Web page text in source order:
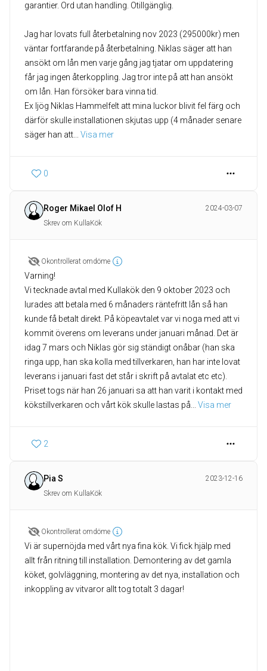
garantier. Ord utan handling. Otillgänglig.
Jag har lovats full återbetalning nov 2023 (295000kr) men
väntar fortfarande på återbetalning. Niklas säger att han
ansökt om lån men varje gång jag tjatar om uppdatering
får jag ingen återkoppling. Jag tror inte på att han ansökt
om lån. Han försöker bara vinna tid.
Ex ljög Niklas Hammelfelt att mina luckor blivit fel färg och
därför skulle installationen skjutas upp (4 månader senare
säger han att
Visa mer
0
Roger Mikael Olof H
2024-03-07
Skrev om KullaKök
Okontrollerat omdöme
Varning!
Vi tecknade avtal med Kullakök den 9 oktober 2023 och
lurades att betala med 6 månaders räntefritt lån så han
kunde få betalt direkt. På köpeavtalet var vi noga med att vi
kommit överens om leverans under januari månad. Det är
idag 7 mars och Niklas gör sig ständigt onåbar (han ska
ringa upp, han ska kolla med tillverkaren, han har inte lovat
leverans i januari fast det står i skrift på avtalat etc etc).
Priset togs när han 26 januari sa att han varit i kontakt med
kökstillverkaren och vårt kök skulle lastas på
Visa mer
2
Pia S
2023-12-16
Skrev om KullaKök
Okontrollerat omdöme
Vi är supernöjda med vårt nya fina kök. Vi fick hjälp med
allt från ritning till installation. Demontering av det gamla
köket, golvläggning, montering av det nya, installation och
inkoppling av vitvaror allt tog totalt 3 dagar!